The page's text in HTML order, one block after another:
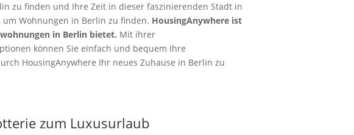
zu finden und Ihre Zeit in dieser faszinierenden Stadt in
um Wohnungen in Berlin zu finden. HousingAnywhere ist
in Berlin bietet. Mit ihrer
können Sie einfach und bequem Ihre
HousingAnywhere Ihr neues Zuhause in Berlin zu
zum Luxusurlaub